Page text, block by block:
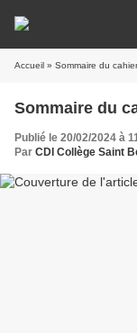
Accueil » Sommaire du cahier
Sommaire du
Publié le 20/02/2024 à
Par CDI Collège Saint